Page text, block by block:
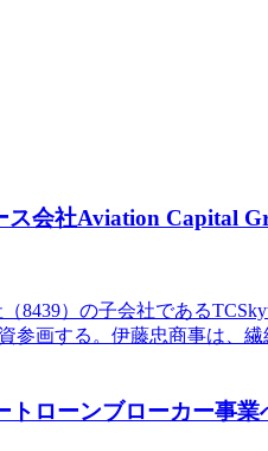
会社Aviation Capital
8439）の子会社である
参画する。伊藤忠商事は
ローンブローカー事業